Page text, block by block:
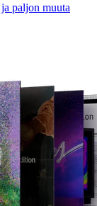
paljon muuta